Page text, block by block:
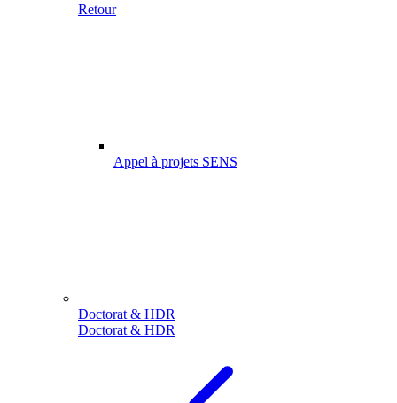
Retour
Appel à projets SENS
Doctorat & HDR
Doctorat & HDR